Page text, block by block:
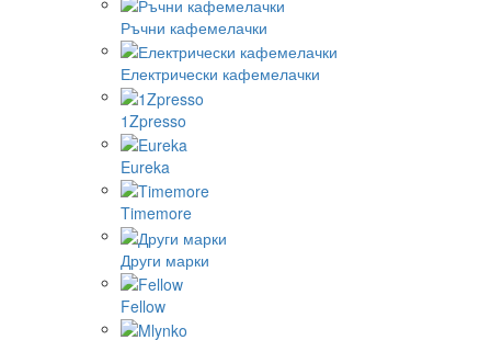
Ръчни кафемелачки
Електрически кафемелачки
1Zpresso
Eureka
Timemore
Други марки
Fellow